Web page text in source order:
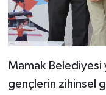
Mamak Belediyesi
gençlerin zihinsel